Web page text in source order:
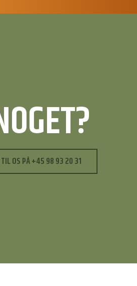
TIL OS PÅ +45 98 93 20 31